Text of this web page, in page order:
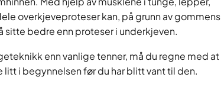
overkjeveproteser kan, på grunn av gommens
bedre enn proteser i underkjeven.
enn vanlige tenner, må du regne med at
i begynnelsen før du har blitt vant til den.